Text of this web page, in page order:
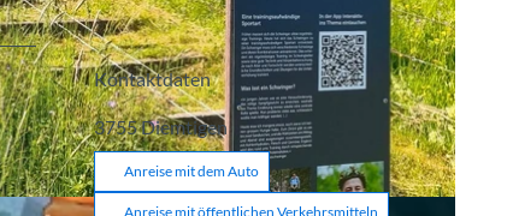
Kontaktdaten
3755Diemtigen
Anreise mit dem Auto
Anreise mit öffentlichen Verkehrsmitteln